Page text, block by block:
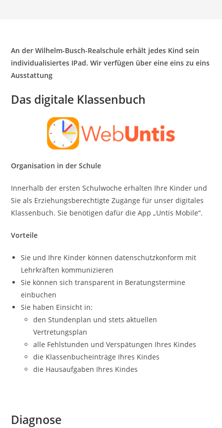
An der Wilhelm-Busch-Realschule erhält jedes Kind sein
individualisiertes IPad. Wir verfügen über eine eins zu eins
Ausstattung
Das digitale Klassenbuch
Organisation in der Schule
Innerhalb der ersten Schulwoche erhalten Ihre Kinder und
Sie als Erziehungsberechtigte Zugänge für unser digitales
Klassenbuch. Sie benötigen dafür die App „Untis Mobile“.
Vorteile
Sie und Ihre Kinder können datenschutzkonform mit
Lehrkräften kommunizieren
Sie können sich transparent in Beratungstermine
einbuchen
Sie haben Einsicht in:
den Stundenplan und stets aktuellen
Vertretungsplan
alle Fehlstunden und Verspätungen Ihres Kindes
die Klassenbucheinträge Ihres Kindes
die Hausaufgaben Ihres Kindes
Diagnose